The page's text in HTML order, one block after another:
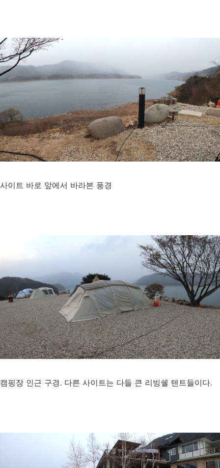
사이트 바로 앞에서 바라본 풍경
캠핑장 인근 구경. 다른 사이트는 다들 큰 리빙쉘 텐트들이다.